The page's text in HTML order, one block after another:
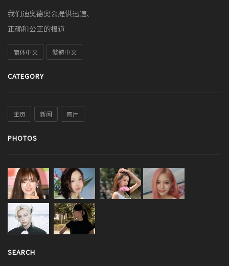
我们迪奥德奥会提供迅速、
正确和公正的报道
简体中文 繁體中文
CATEGORY
主页 新闻 图片
PHOTOS
SEARCH